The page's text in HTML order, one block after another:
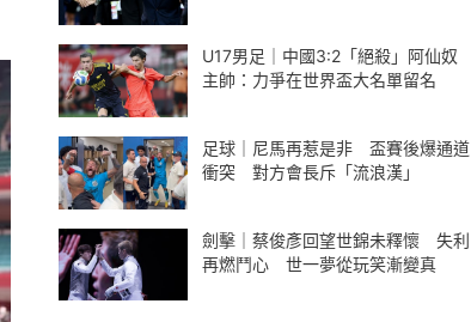
U17男足｜中國3:2「絕殺」阿仙奴
主帥：力爭在世界盃大名單留名
足球｜尼馬再惹是非 盃賽後爆通道
衝突 對方會長斥「流浪漢」
劍擊｜蔡俊彥回望世錦未釋懷 失利
再燃鬥心 世一夢從玩笑漸變真